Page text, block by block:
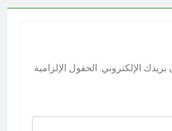
الإلكتروني. الحقول الإلزامية